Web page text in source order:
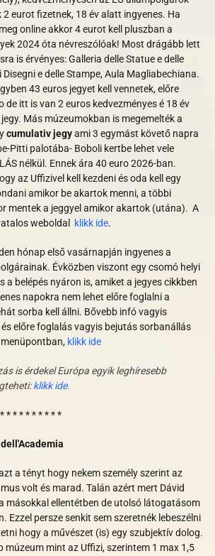
eurot fizetnek, 18 év alatt ingyenes. Ha
online akkor 4 eurot kell pluszban a
2024 óta névreszólóak! Most drágább lett
is érvényes: Galleria delle Statue e delle
e delle Stampe, Aula Magliabechiana.
43 euros jegyet kell vennetek, előre
de itt is van 2 euros kedvezményes é 18 év
Más múzeumokban is megemelték a
cumulativ jegyami 3 egymást követő napra
Pitti palotába- Boboli kertbe lehet vele
nélkül. Ennek ára 40 euro 2026-ban.
az Uffizivel kell kezdeni és oda kell egy
amikor be akartok menni, a többi
mentek a jeggyel amikor akartok (utána). A
weboldal
klikk ide.
hónap első vasárnapján ingyenes a
Évközben viszont egy csomó helyi
a belépés nyáron is, amiket a jegyes cikkben
napokra nem lehet előre foglalni a
sorba kell állni. Bővebb infó vagyis
előre foglalás vagyis bejutás sorbanállás
menüpontban, klikk ide
is érdekel Európa egyik leghíresebb
klikk ide.
* * * * * * * * *
a tényt hogy nekem személy szerint az
volt és marad. Talán azért mert Dávid
másokkal ellentétben de utolsó látogatásom
Ezzel persze senkit sem szeretnék lebeszélni
hogy a művészet (is) egy szubjektív dolog.
múzeum mint az Uffizi, szerintem 1 max 1,5